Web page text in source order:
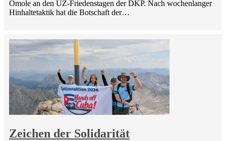
Omole an den UZ-Friedenstagen der DKP. Nach wochenlanger
Hinhaltetaktik hat die Botschaft der…
Zeichen der Solidarität